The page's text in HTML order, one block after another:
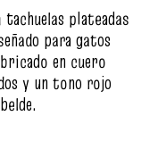
plateadas
para gatos
en cuero
y un tono rojo